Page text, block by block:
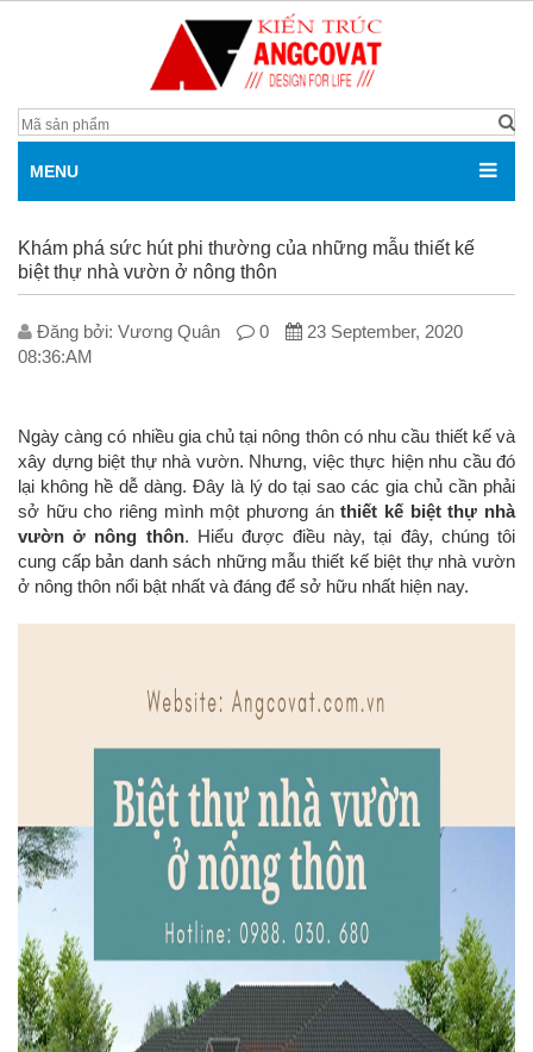
MENU
Khám phá sức hút phi thường của những mẫu thiết kế
biệt thự nhà vườn ở nông thôn
Đăng bởi: V­ương Quân 0
23 September, 2020
08:36:AM
Ngày càng có nhiều gia chủ tại nông thôn có nhu cầu thiết kế và
xây dựng biệt thự nhà vườn. Nhưng, việc thực hiện nhu cầu đó
lại không hề dễ dàng. Đây là lý do tại sao các gia chủ cần phải
sở hữu cho riêng mình một phương ánthiết kế biệt thự nhà
vườn ở nông thôn. Hiểu được điều này, tại đây, chúng tôi
cung cấp bản danh sách những mẫu thiết kế biệt thự nhà vườn
ở nông thôn nổi bật nhất và đáng để sở hữu nhất hiện nay.